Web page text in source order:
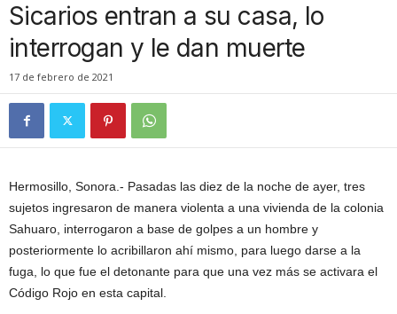
Sicarios entran a su casa, lo
interrogan y le dan muerte
17 de febrero de 2021
Hermosillo, Sonora.- Pasadas las diez de la noche de ayer, tres
sujetos ingresaron de manera violenta a una vivienda de la colonia
Sahuaro, interrogaron a base de golpes a un hombre y
posteriormente lo acribillaron ahí mismo, para luego darse a la
fuga, lo que fue el detonante para que una vez más se activara el
Código Rojo en esta capital.